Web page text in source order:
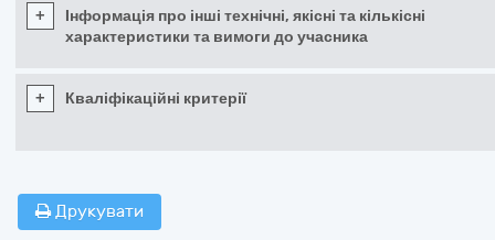
+
Інформація про інші технічні, якісні та кількісні
характеристики та вимоги до учасника
+ Кваліфікаційні критерії
Друкувати